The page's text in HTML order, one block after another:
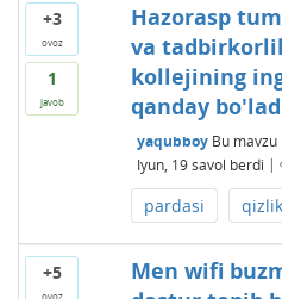
+3
ovoz
1
javob
Hazorasp
va
kollejining
qanday
yaqubboy Bu mavzu
Iyun, 19 savol berdi |
pardasi qizlik
+5
ovoz
Men wifi